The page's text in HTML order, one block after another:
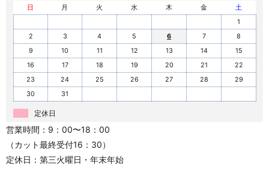
日
月 火 水 木 金
土
1
2
3 4 5 6 7
8
9
10 11 12 13 14
15
16
17 18 19 20 21
22
23
24 25 26 27 28
29
30
31
定休日
営業時間：9：00〜18：00
（カット最終受付16：30）
定休日：第三火曜日・年末年始